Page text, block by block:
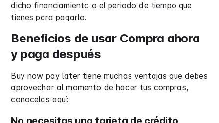
dicho financiamiento o el periodo de tiempo que
tienes para pagarlo.
Beneficios de usar Compra ahora
y paga después
Buy now pay later tiene muchas ventajas que debes
aprovechar al momento de hacer tus compras,
conocelas aquí:
No necesitas una tarjeta de crédito